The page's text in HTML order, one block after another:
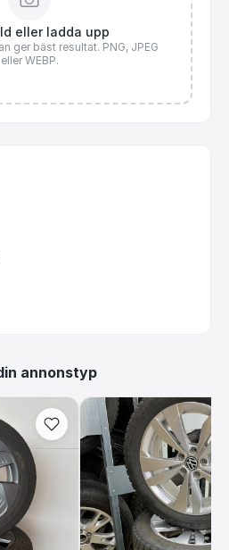
eller ladda upp
ger bäst resultat. PNG, JPEG
eller WEBP.
annonstyp